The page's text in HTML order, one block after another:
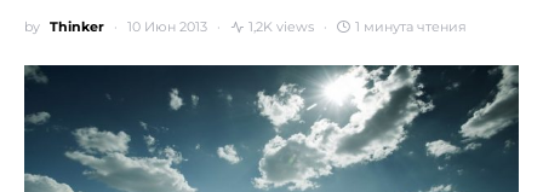
by Thinker 10 Июн 2013 1,2K views 1 минута чтения